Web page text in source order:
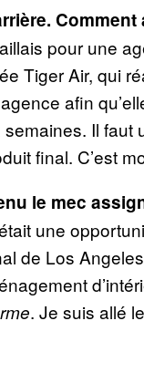
pour une
Tiger Air, qui
afin
Il
final. C’est
le mec
une
de Los
. Je suis allé